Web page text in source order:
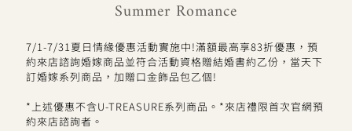
Summer Romance
7/1-7/31夏日情緣優惠活動實施中!滿額最高享83折優惠，預
約來店諮詢婚嫁商品並符合活動資格贈結婚書約乙份，當天下
訂婚嫁系列商品，加贈口金飾品包乙個!
*上述優惠不含U-TREASURE系列商品。*來店禮限首次官網預
約來店諮詢者。